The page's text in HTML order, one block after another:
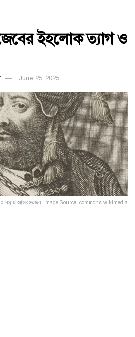
ইহলোক ত্যাগ ও
June 25, 2025
সম্রাট আওরঙ্গজেব, Image Source: commons.wikimedia